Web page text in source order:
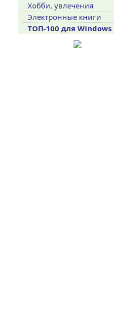
Хобби, увлечения
Электронные книги
ТОП-100 для Windows